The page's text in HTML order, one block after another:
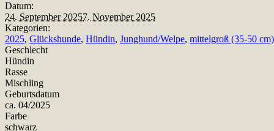
Datum:
24. September 20257. November 2025
Kategorien:
2025, Glückshunde, Hündin, Junghund/Welpe, mittelgroß (35-50 cm)
Geschlecht
Hündin
Rasse
Mischling
Geburtsdatum
ca. 04/2025
Farbe
schwarz